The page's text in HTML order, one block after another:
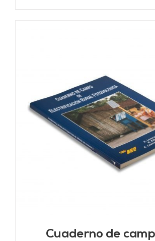
Cuaderno de